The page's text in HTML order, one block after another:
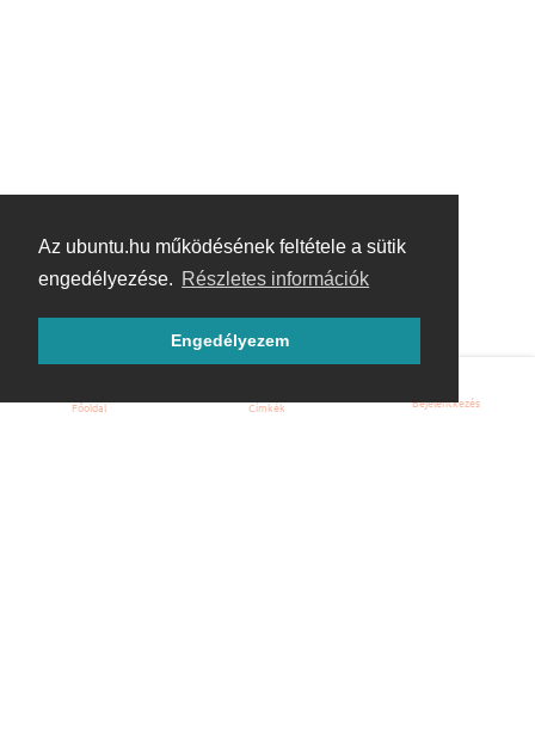
Az ubuntu.hu működésének feltétele a sütik
engedélyezése. Részletes információk
Engedélyezem
Főoldal Címkék Bejelentkezés